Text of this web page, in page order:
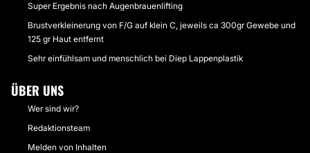
Super Ergebnis nach Augenbrauenlifting
Brustverkleinerung von F/G auf klein C, jeweils ca 300gr Gewebe und
125 gr Haut entfernt
Sehr einfühlsam und menschlich bei Diep Lappenplastik
ÜBER UNS
Wer sind wir?
Redaktionsteam
Melden von Inhalten